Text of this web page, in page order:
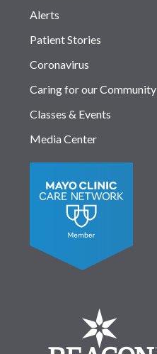
Alerts
Patient Stories
Coronavirus
Caring for our Community
Classes & Events
Media Center